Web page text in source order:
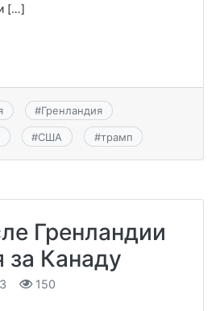
[…]
#Гренландия
#США #трамп
Гренландии
за Канаду
150